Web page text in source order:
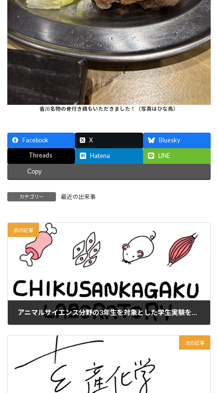
香川名物の骨付き鶏もいただきました！（写真はひな鳥）
Facebook X Bluesky
Threads Hatena LINE
Copy
カテゴリー 最近の出来事
前の記事
アニマルサイエンス分野の3年生を対象とした学生実験を行いました！
次の記事